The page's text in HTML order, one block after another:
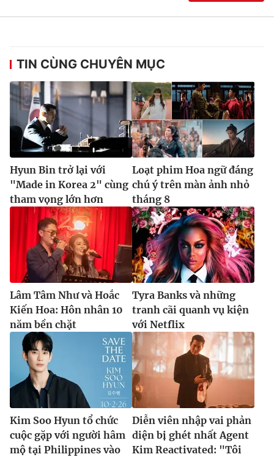
® Cấm sao chép dưới mọi hình thức nếu không có sự chấp
thuận bằng văn bản. Ghi rõ nguồn VTV.vn khi phát hành lại
thông tin từ website này.
TIN CÙNG CHUYÊN MỤC
Hyun Bin trở lại với
"Made in Korea 2" cùng
tham vọng lớn hơn
Loạt phim Hoa ngữ đáng
chú ý trên màn ảnh nhỏ
tháng 8
Lâm Tâm Như và Hoắc
Kiến Hoa: Hôn nhân 10
năm bền chặt
Tyra Banks và những
tranh cãi quanh vụ kiện
với Netflix
Kim Soo Hyun tổ chức
cuộc gặp với người hâm
mộ tại Philippines vào
Diễn viên nhập vai phản
diện bị ghét nhất Agent
Kim Reactivated: "Tôi